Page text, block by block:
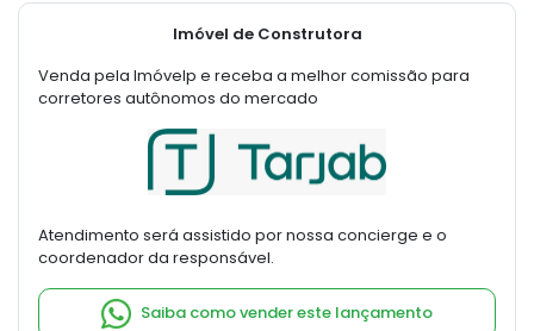
Imóvel de Construtora
Venda pela Imóvelp e receba a melhor comissão para
corretores autônomos do mercado
Atendimento será assistido por nossa concierge e o
coordenador da responsável.
Saiba como vender este lançamento